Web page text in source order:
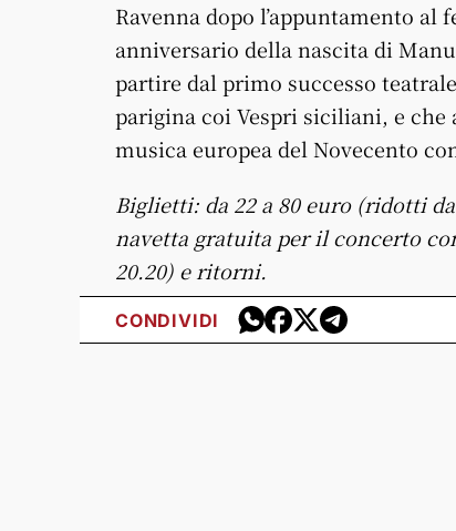
Ravenna dopo l’appuntamento al
anniversario della nascita di
partire dal primo successo
parigina coi Vespri siciliani, e che
musica europea del Novecento
Biglietti: da 22 a 80 euro (ridotti
navetta gratuita per il concerto
20.20) e ritorni.
CONDIVIDI